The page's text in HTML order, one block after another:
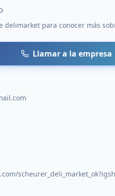
delimarket para conocer más
Llamar a la empresa